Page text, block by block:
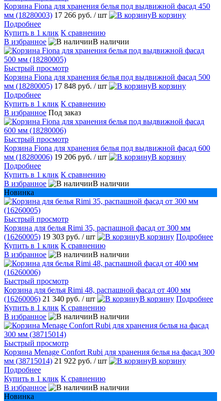
Корзина Fiona для хранения белья под выдвижной фасад 450
мм (18280003) 17 266 руб. / шт
В корзину
Подробнее
Купить в 1 клик К сравнению
В избранное
В наличии
Быстрый просмотр
Корзина Fiona для хранения белья под выдвижной фасад 500
мм (18280005) 17 848 руб. / шт
В корзину
Подробнее
Купить в 1 клик К сравнению
В избранное Под заказ
Быстрый просмотр
Корзина Fiona для хранения белья под выдвижной фасад 600
мм (18280006) 19 206 руб. / шт
В корзину
Подробнее
Купить в 1 клик К сравнению
В избранное
В наличии
Новинка
Быстрый просмотр
Корзина для белья Rimi 35, распашной фасад от 300 мм
(16260005) 19 303 руб. / шт В корзину Подробнее
Купить в 1 клик К сравнению
В избранное
В наличии
Быстрый просмотр
Корзина для белья Rimi 48, распашной фасад от 400 мм
(16260006) 21 340 руб. / шт В корзину Подробнее
Купить в 1 клик К сравнению
В избранное
В наличии
Быстрый просмотр
Корзина Menage Confort Rubi для хранения белья на фасад 300
мм (38715014) 21 922 руб. / шт
В корзину
Подробнее
Купить в 1 клик К сравнению
В избранное
В наличии
Новинка